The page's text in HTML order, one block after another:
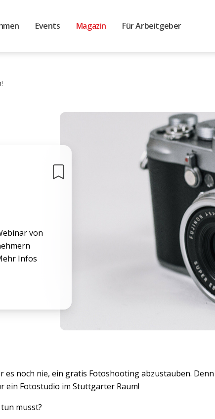
Events Magazin Für Arbeitgeber
von
Infos
es noch nie, ein gratis Fotoshooting abzustauben.
ein Fotostudio im Stuttgarter Raum!
musst?